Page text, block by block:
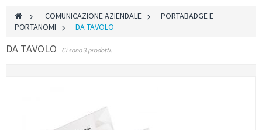
> COMUNICAZIONE AZIENDALE >
PORTABADGE E
PORTANOMI
> DA TAVOLO
DA TAVOLO Ci sono 3 prodotti.